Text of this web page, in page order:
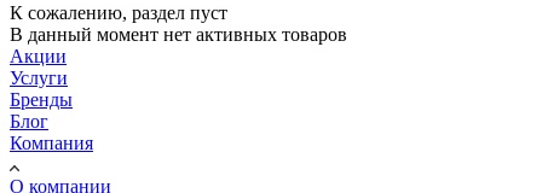
К сожалению, раздел пуст
В данный момент нет активных товаров
Акции
Услуги
Бренды
Блог
Компания
О компании